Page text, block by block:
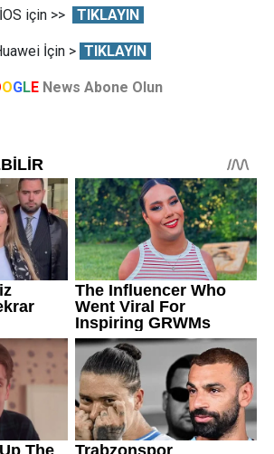
İOS için >> TIKLAYIN
İçin > TIKLAYIN
OGLE News Abone Olun